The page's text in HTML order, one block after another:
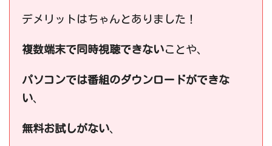
デメリットはちゃんとありました！
複数端末で同時視聴できないことや、
パソコンでは番組のダウンロードができな
い、
無料お試しがない、